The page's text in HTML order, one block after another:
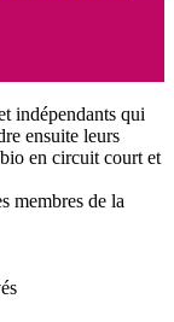
indépendants qui
ensuite leurs
en circuit court et
membres de la